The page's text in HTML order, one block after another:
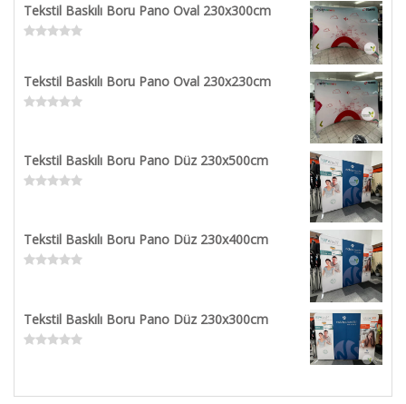
Tekstil Baskılı Boru Pano Oval 230x300cm
out
of
5
Tekstil Baskılı Boru Pano Oval 230x230cm
of
Tekstil Baskılı Boru Pano Düz 230x500cm
of
Tekstil Baskılı Boru Pano Düz 230x400cm
of
Tekstil Baskılı Boru Pano Düz 230x300cm
of